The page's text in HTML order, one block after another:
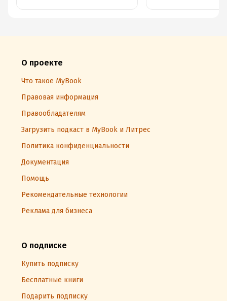
О проекте
Что такое MyBook
Правовая информация
Правообладателям
Загрузить подкаст в MyBook и Литрес
Политика конфиденциальности
Документация
Помощь
Рекомендательные технологии
Реклама для бизнеса
О подписке
Купить подписку
Бесплатные книги
Подарить подписку